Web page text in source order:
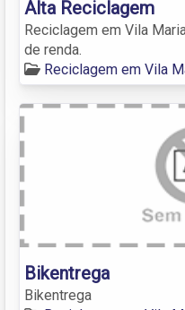
Alta Reciclagem
Reciclagem em Vila
de renda.
Reciclagem em Vila
Bikentrega
Bikentrega